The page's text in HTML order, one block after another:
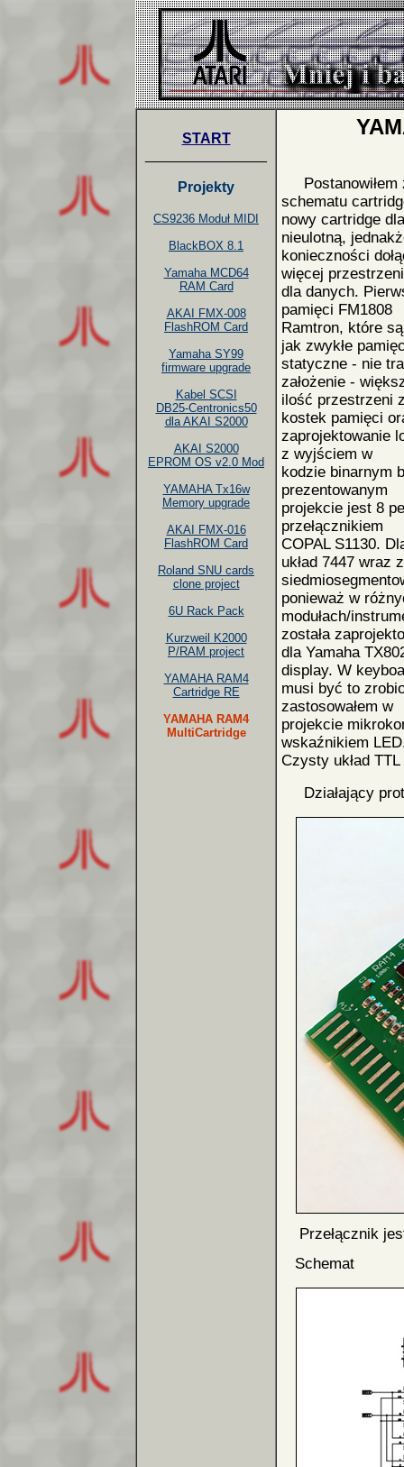
START
Projekty
CS9236 Moduł MIDI
BlackBOX 8.1
Yamaha MCD64
RAM Card
AKAI FMX-008
FlashROM Card
Yamaha SY99
firmware upgrade
Kabel SCSI
DB25-Centronics50
dla AKAI S2000
AKAI S2000
EPROM OS v2.0 Mod
YAMAHA Tx16w
Memory upgrade
AKAI FMX-016
FlashROM Card
Roland SNU cards
clone project
6U Rack Pack
Kurzweil K2000
P/RAM project
YAMAHA RAM4
Cartridge RE
YAMAHA RAM4
MultiCartridge
Postanowiłem
schematu
nowy cartridge
nieulotną,
konieczności
więcej przestrzeni
dla danych.
pamięci FM1808
Ramtron, które
jak zwykłe
statyczne - nie
założenie -
ilość przestrzeni
kostek pamięci
zaprojektowanie
z wyjściem w
kodzie binarnym
prezentowanym
projekcie jest 8
przełącznikiem
COPAL S1130.
układ 7447 wraz z
ponieważ w
modułach/
została
dla Yamaha
display. W
musi być to
zastosowałem w
projekcie
wskaźnikiem
Czysty układ TTL
Działający
Przełącznik
Schemat